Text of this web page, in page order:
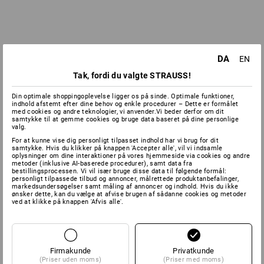
DA
EN
Tak, fordi du valgte STRAUSS!
Din optimale shoppingoplevelse ligger os på sinde. Optimale funktioner,
indhold afstemt efter dine behov og enkle procedurer – Dette er formålet
med cookies og andre teknologier, vi anvender.Vi beder derfor om dit
samtykke til at gemme cookies og bruge data baseret på dine personlige
valg.
For at kunne vise dig personligt tilpasset indhold har vi brug for dit
samtykke. Hvis du klikker på knappen 'Accepter alle', vil vi indsamle
oplysninger om dine interaktioner på vores hjemmeside via cookies og andre
metoder (inklusive AI-baserede procedurer), samt data fra
bestillingsprocessen. Vi vil især bruge disse data til følgende formål:
personligt tilpassede tilbud og annoncer, målrettede produktanbefalinger,
markedsundersøgelser samt måling af annoncer og indhold. Hvis du ikke
ønsker dette, kan du vælge at afvise brugen af sådanne cookies og metoder
ved at klikke på knappen 'Afvis alle'.
Firmakunde
(Priser uden moms)
Privatkunde
(Priser med moms)